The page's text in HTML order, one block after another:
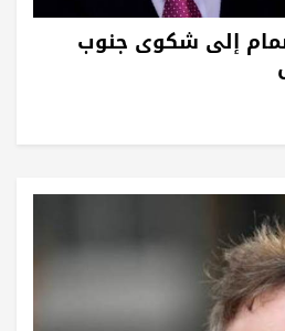
إلى شكوى جنوب